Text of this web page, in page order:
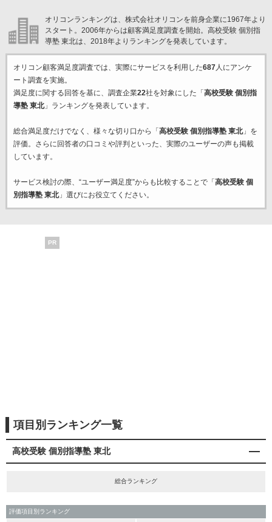
オリコンランキングは、株式会社オリコンを前身企業に1967年より
スタート。2006年からは顧客満足度調査を開始。高校受験 個別指
導塾 東北は、2018年よりランキングを発表しています。
オリコン顧客満足度調査では、実際にサービスを利用した687人にアンケ
ート調査を実施。
満足度に関する回答を基に、調査企業22社を対象にした「 高校受験 個別指
導塾 東北」ランキングを発表しています。
総合満足度だけでなく、様々な切り口から「 高校受験 個別指導塾 東北」を
評価。さらに回答者の口コミや評判といった、実際のユーザーの声も掲載
しています。
サービス検討の際、“ユーザー満足度”からも比較することで「 高校受験 個
別指導塾 東北」選びにお役立てください。
PR
項目別ランキング一覧
高校受験 個別指導塾 東北
総合ランキング
評価項目別ランキング